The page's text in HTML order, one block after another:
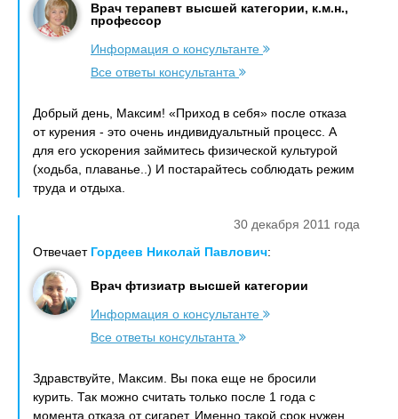
Врач терапевт высшей категории, к.м.н.,
профессор
Информация о консультанте
Все ответы консультанта
Добрый день, Максим! «Приход в себя» после отказа
от курения - это очень индивидуальтный процесс. А
для его ускорения займитесь физической культурой
(ходьба, плаванье..) И постарайтесь соблюдать режим
труда и отдыха.
30 декабря 2011 года
Отвечает Гордеев Николай Павлович:
Врач фтизиатр высшей категории
Информация о консультанте
Все ответы консультанта
Здравствуйте, Максим. Вы пока еще не бросили
курить. Так можно считать только после 1 года с
момента отказа от сигарет. Именно такой срок нужен